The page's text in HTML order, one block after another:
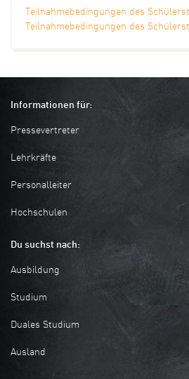
Teilnahmebedingungen des
Teilnahmebedingungen des
Informationen für:
Pressevertreter
Lehrkräfte
Personalleiter
Hochschulen
Du suchst nach:
Ausbildung
Studium
Duales Studium
Ausland